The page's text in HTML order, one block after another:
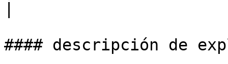
#### descripción de